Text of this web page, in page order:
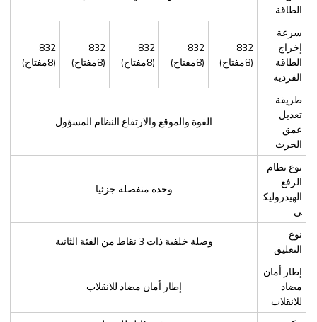
الطاقة
سرعة
إخراج
الطاقة
الفردية
832
(8مفتاح)
832
(8مفتاح)
832
(8مفتاح)
832
(8مفتاح)
832
(8مفتاح)
طريقة
تعديل
عمق
الحرث
القوة والموقع والارتفاع النظام المسؤول
نوع نظام
الرفع
الهيدروليك
ي
وحدة منفصلة جزئيا
نوع
التعليق
وصلة خلفية ذات 3 نقاط من الفئة الثانية
إطار أمان
مضاد
للانقلاب
إطار أمان مضاد للانقلاب